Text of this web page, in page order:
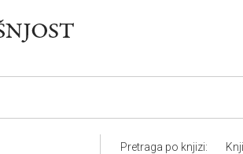
Pretraga po knjizi: